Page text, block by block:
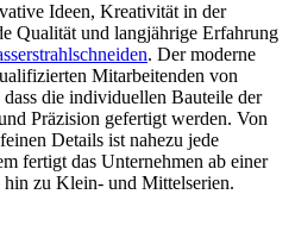
Ideen, Kreativität in der
Qualität und langjährige Erfahrung
. Der moderne
Mitarbeitenden von
die individuellen Bauteile der
Präzision gefertigt werden. Von
Details ist nahezu jede
fertigt das Unternehmen ab einer
zu Klein- und Mittelserien.